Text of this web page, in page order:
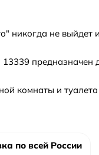
никогда не
предназначен
комнаты и
по всей России